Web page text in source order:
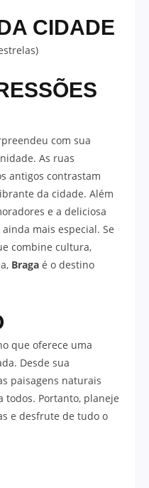
CIDADE
com sua
As ruas
antigos contrastam
da cidade. Além
e a deliciosa
mais especial. Se
combine cultura,
Braga é o destino
que oferece uma
Desde sua
paisagens naturais
todos. Portanto, planeje
e desfrute de tudo o